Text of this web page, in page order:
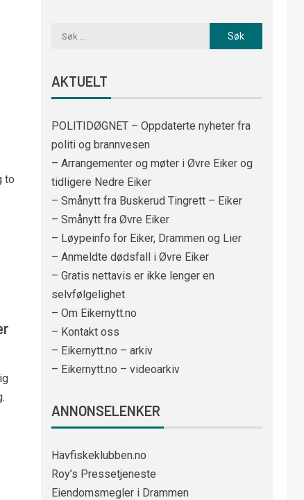
to
AKTUELT
POLITIDØGNET – Oppdaterte nyheter fra
politi og brannvesen
– Arrangementer og møter i Øvre Eiker og
tidligere Nedre Eiker
– Smånytt fra Buskerud Tingrett – Eiker
– Smånytt fra Øvre Eiker
– Løypeinfo for Eiker, Drammen og Lier
– Anmeldte dødsfall i Øvre Eiker
– Gratis nettavis er ikke lenger en
selvfølgelighet
– Om Eikernytt.no
– Kontakt oss
– Eikernytt.no – arkiv
– Eikernytt.no – videoarkiv
ANNONSELENKER
Havfiskeklubben.no
Roy’s Pressetjeneste
Eiendomsmegler i Drammen